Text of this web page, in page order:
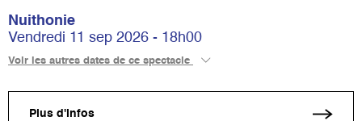
Nuithonie
Vendredi 11 sep 2026 - 18h00
Voir les autres dates de ce spectacle
Plus d'infos